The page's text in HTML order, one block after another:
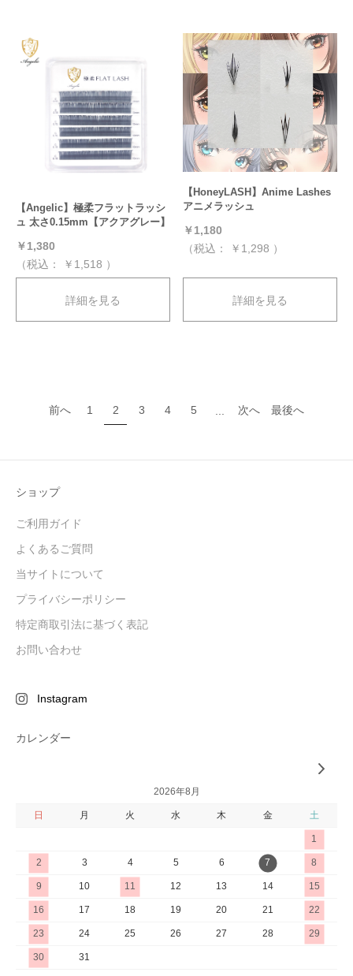
【Angelic】極柔フラットラッシ
ュ 太さ0.15mm【アクアグレー】
￥1,380
（税込：
￥1,518 ）
詳細を見る
【HoneyLASH】Anime Lashes
アニメラッシュ
￥1,180
（税込：
￥1,298 ）
詳細を見る
前へ 1 2 3 4 5 次へ 最後へ
ショップ
ご利用ガイド
よくあるご質問
当サイトについて
プライバシーポリシー
特定商取引法に基づく表記
お問い合わせ
Instagram
カレンダー
2026年8月
日 月 火 水 木 金 土
1
2 3 4 5 6 7 8
9 10 11 12 13 14 15
16 17 18 19 20 21 22
23 24 25 26 27 28 29
30 31